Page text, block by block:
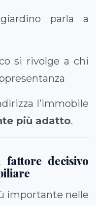
parla a
si rivolge a chi
l’immobile
più adatto.
decisivo
importante nelle